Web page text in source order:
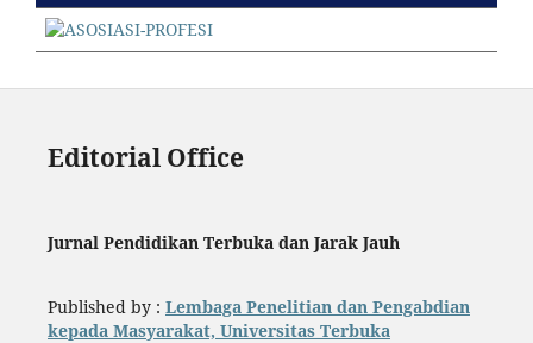
Editorial Office
Jurnal Pendidikan Terbuka dan Jarak Jauh
Published by : Lembaga Penelitian dan Pengabdian
kepada Masyarakat, Universitas Terbuka